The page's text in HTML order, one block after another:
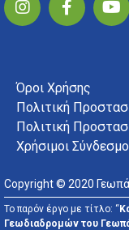
FOOTER MENU
Όροι Χρήσης
Πολιτική
Πολιτική
Χρήσιμοι
Copyright © 2020
Το παρόν έργο με τίτλο: “
Γεωδιαδρομών του